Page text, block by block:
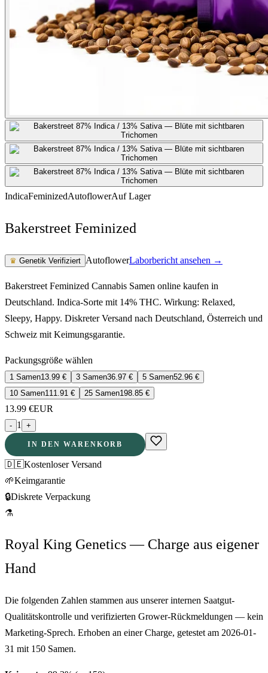
IndicaFeminizedAutoflowerAuf Lager
Bakerstreet Feminized
♛ Genetik Verifiziert AutoflowerLaborbericht ansehen →
Bakerstreet Feminized Cannabis Samen online kaufen in
Deutschland. Indica-Sorte mit 14% THC. Wirkung: Relaxed,
Sleepy, Happy. Diskreter Versand nach Deutschland, Österreich und
Schweiz mit Keimungsgarantie.
Packungsgröße wählen
1 Samen13.99 € 3 Samen36.97 € 5 Samen52.96 €
10 Samen111.91 € 25 Samen198.85 €
13.99 €EUR
- 1 +
IN DEN WARENKORB
🇩🇪Kostenloser Versand
🌱Keimgarantie
🔒Diskrete Verpackung
⚗
Royal King Genetics — Charge aus eigener
Hand
Die folgenden Zahlen stammen aus unserer internen Saatgut-
Qualitätskontrolle und verifizierten Grower-Rückmeldungen — kein
Marketing-Sprech. Erhoben an einer Charge, getestet am 2026-01-
31 mit 150 Samen.